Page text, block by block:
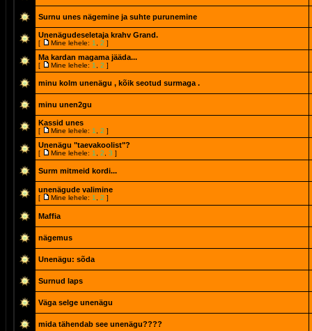
Surnu unes nägemine ja suhte purunemine
Unenägudeseletaja krahv Grand.
[ Mine lehele: 1 2 ]
Ma kardan magama jääda...
[ Mine lehele: 1 2 ]
minu kolm unenägu , kõik seotud surmaga .
minu unen2gu
Kassid unes
[ Mine lehele: 1 2 ]
Unenägu "taevakoolist"?
[ Mine lehele: 1 2 3 ]
Surm mitmeid kordi...
unenägude valimine
[ Mine lehele: 1 2 ]
Maffia
nägemus
Unenägu: sõda
Surnud laps
Väga selge unenägu
mida tähendab see unenägu????